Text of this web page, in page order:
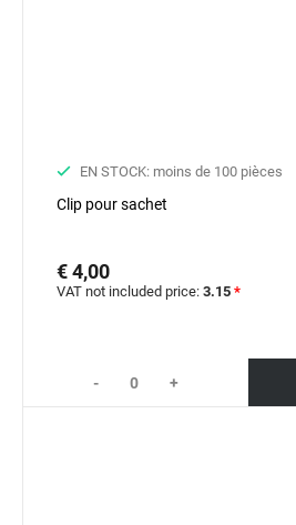
EN STOCK: moins de 100 pièces
Clip pour sachet
€ 4,00
VAT not included price: 3.15 *
- +